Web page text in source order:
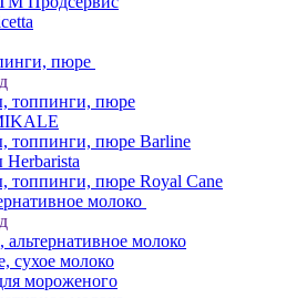
пюре
топпинги, пюре
топпинги, пюре Barline
топпинги, пюре Royal Cane
молоко
молоко
сухое молоко
мороженого